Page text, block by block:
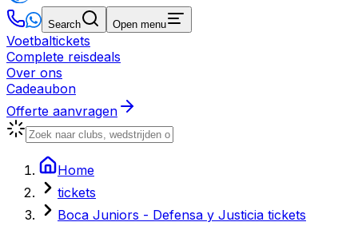
Search Open menu
Voetbaltickets
Complete reisdeals
Over ons
Cadeaubon
Offerte aanvragen
Home
tickets
Boca Juniors - Defensa y Justicia tickets